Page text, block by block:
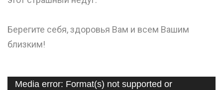
Берегите себя, здоровья Вам и всем Вашим
близким!
Видеоплеер
Media error: Format(s) not supported or